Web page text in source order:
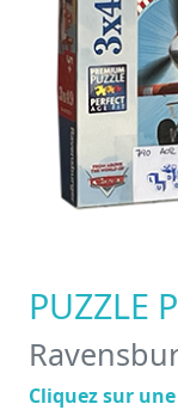
PUZZLE
Cliquez sur